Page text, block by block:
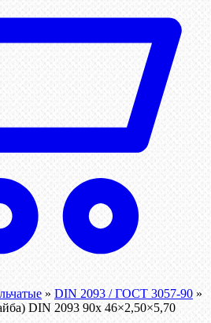
» DIN 2093 / ГОСТ 3057-90 »
DIN 2093 90x 46×2,50×5,70